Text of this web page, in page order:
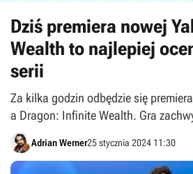
Dziś premiera nowej
Wealth to najlepiej
serii
Za kilka godzin odbędzie się
a Dragon: Infinite Wealth. Gra
Adrian Werner25 stycznia 2024 11:30